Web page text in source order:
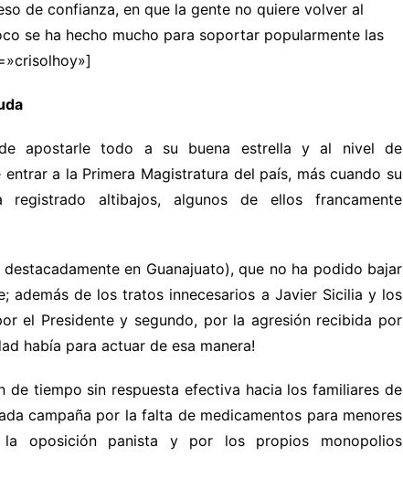
de confianza, en que la gente no quiere volver al
se ha hecho mucho para soportar popularmente las
apostarle todo a su buena estrella y al nivel de
a la Primera Magistratura del país, más cuando su
altibajos, algunos de ellos francamente
en Guanajuato), que no ha podido bajar
además de los tratos innecesarios a Javier Sicilia y los
el Presidente y segundo, por la agresión recibida por
había para actuar de esa manera!
de tiempo sin respuesta efectiva hacia los familiares de
campaña por la falta de medicamentos para menores
oposición panista y por los propios monopolios